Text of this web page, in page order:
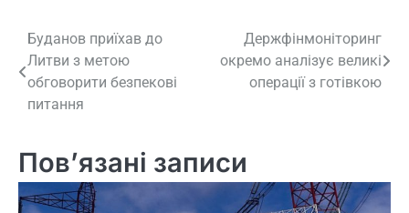
Навігація
записів
Буданов приїхав до
Литви з метою
обговорити безпекові
питання
Держфінмоніторинг
окремо аналізує великі
операції з готівкою
Пов’язані записи